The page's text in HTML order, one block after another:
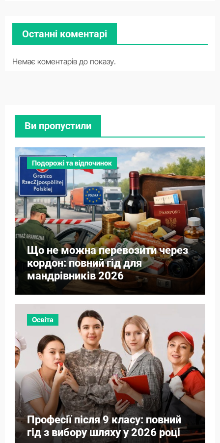
Останні коментарі
Немає коментарів до показу.
Ви пропустили
Подорожі та відпочинок
Що не можна перевозити через
кордон: повний гід для
мандрівників 2026
Освіта
Професії після 9 класу: повний
гід з вибору шляху у 2026 році